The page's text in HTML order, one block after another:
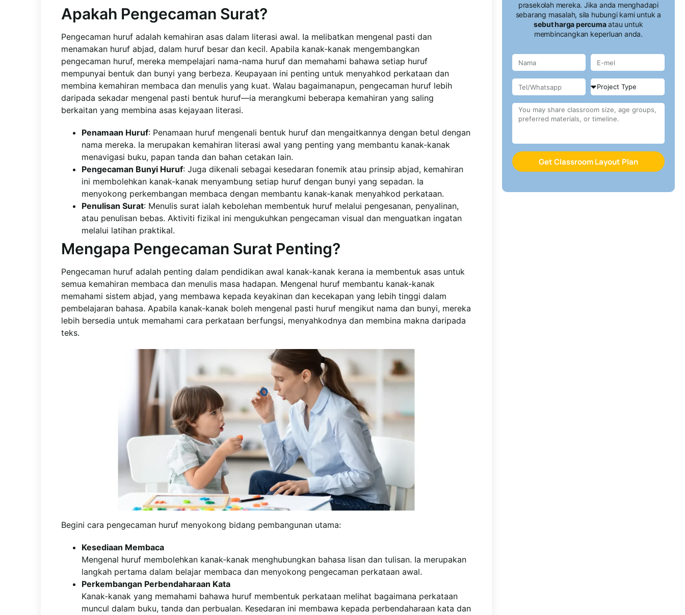
Apakah Pengecaman Surat?
Pengecaman huruf adalah kemahiran asas dalam literasi awal. Ia melibatkan mengenal pasti dan
menamakan huruf abjad, dalam huruf besar dan kecil. Apabila kanak-kanak mengembangkan
pengecaman huruf, mereka mempelajari nama-nama huruf dan memahami bahawa setiap huruf
mempunyai bentuk dan bunyi yang berbeza. Keupayaan ini penting untuk menyahkod perkataan dan
membina kemahiran membaca dan menulis yang kuat. Walau bagaimanapun, pengecaman huruf lebih
daripada sekadar mengenal pasti bentuk huruf—ia merangkumi beberapa kemahiran yang saling
berkaitan yang membina asas kejayaan literasi.
Penamaan Huruf: Penamaan huruf mengenali bentuk huruf dan mengaitkannya dengan betul dengan
nama mereka. Ia merupakan kemahiran literasi awal yang penting yang membantu kanak-kanak
menavigasi buku, papan tanda dan bahan cetakan lain.
Pengecaman Bunyi Huruf: Juga dikenali sebagai kesedaran fonemik atau prinsip abjad, kemahiran
ini membolehkan kanak-kanak menyambung setiap huruf dengan bunyi yang sepadan. Ia
menyokong perkembangan membaca dengan membantu kanak-kanak menyahkod perkataan.
Penulisan Surat: Menulis surat ialah kebolehan membentuk huruf melalui pengesanan, penyalinan,
atau penulisan bebas. Aktiviti fizikal ini mengukuhkan pengecaman visual dan menguatkan ingatan
melalui latihan praktikal.
Mengapa Pengecaman Surat Penting?
Pengecaman huruf adalah penting dalam pendidikan awal kanak-kanak kerana ia membentuk asas untuk
semua kemahiran membaca dan menulis masa hadapan. Mengenal huruf membantu kanak-kanak
memahami sistem abjad, yang membawa kepada keyakinan dan kecekapan yang lebih tinggi dalam
pembelajaran bahasa. Apabila kanak-kanak boleh mengenal pasti huruf mengikut nama dan bunyi, mereka
lebih bersedia untuk memahami cara perkataan berfungsi, menyahkodnya dan membina makna daripada
teks.
Begini cara pengecaman huruf menyokong bidang pembangunan utama:
Kesediaan Membaca
Mengenal huruf membolehkan kanak-kanak menghubungkan bahasa lisan dan tulisan. Ia merupakan
langkah pertama dalam belajar membaca dan menyokong pengecaman perkataan awal.
Perkembangan Perbendaharaan Kata
Kanak-kanak yang memahami bahawa huruf membentuk perkataan melihat bagaimana perkataan
muncul dalam buku, tanda dan perbualan. Kesedaran ini membawa kepada perbendaharaan kata dan
prasekolah mereka. Jika anda menghadapi
sebarang masalah, sila hubungi kami untuk a
sebut harga percumaatau untuk
membincangkan keperluan anda.
Get Classroom Layout Plan